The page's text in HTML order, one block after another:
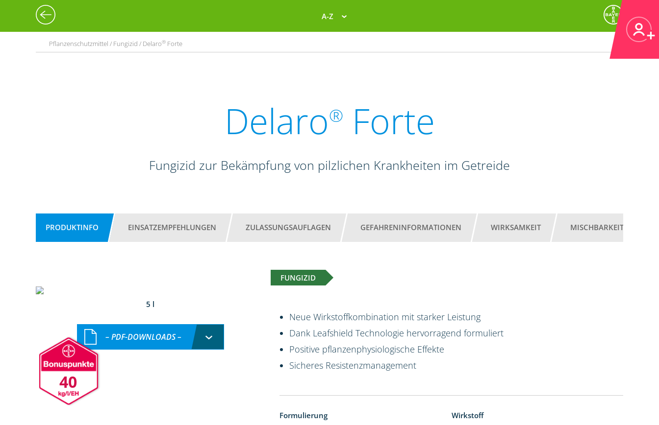
A-Z
Pflanzenschutzmittel / Fungizid / Delaro® Forte
Delaro® Forte
Fungizid zur Bekämpfung von pilzlichen Krankheiten im Getreide
PRODUKTINFO EINSATZEMPFEHLUNGEN ZULASSUNGSAUFLAGEN GEFAHRENINFORMATIONEN WIRKSAMKEIT MISCHBARKEIT
FUNGIZID
5 l
40
– PDF-DOWNLOADS –
Neue Wirkstoffkombination mit starker Leistung
Dank Leafshield Technologie hervorragend formuliert
Positive pflanzenphysiologische Effekte
Sicheres Resistenzmanagement
Formulierung Wirkstoff